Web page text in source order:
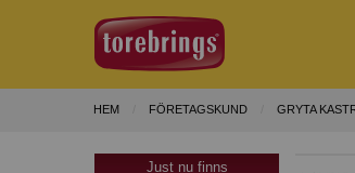
HEM FÖRETAGSKUND GRYTA
Just nu finns